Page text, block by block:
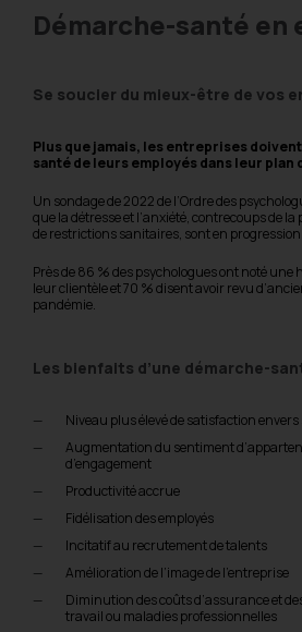
Démarche-santé en
Se soucier du mieux-être de vos
Plus que jamais, les entreprises
santé de leurs employés dans leur plan
Un sondage de 2022 de l’Ordre des
que la détresse et l’anxiété, contrecoups de
de restrictions sanitaires, sont en progression.
Près de 86 % des psychologues ont noté une
leur clientèle et 70 % disent avoir revu
pandémie.
Les bienfaits d’une démarche-
Niveau plus élevé de satisfaction envers
Augmentation du sentiment
d’engagement
Productivité accrue
Fidélisation des employés
Incitatif au recrutement de talents
Amélioration de l’image de l’entreprise
Diminution des coûts d’assurance et
travail ou maladies professionnelles